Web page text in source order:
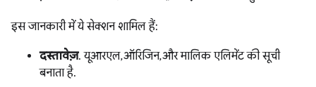
इस जानकारी में ये सेक्शन शामिल हैं:
दस्तावेज़. यूआरएल, ऑरिजिन, और मालिक एलिमेंट की सूची
बनाता है.